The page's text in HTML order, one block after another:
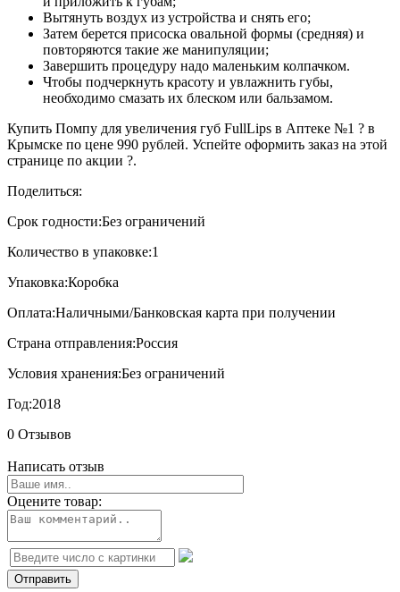
Вытянуть воздух из устройства и снять его;
Затем берется присоска овальной формы (средняя) и
повторяются такие же манипуляции;
Завершить процедуру надо маленьким колпачком.
Чтобы подчеркнуть красоту и увлажнить губы,
необходимо смазать их блеском или бальзамом.
Купить Помпу для увеличения губ FullLips в Аптеке №1 ? в
Крымске по цене 990 рублей. Успейте оформить заказ на этой
странице по акции ?.
Поделиться:
Срок годности:Без ограничений
Количество в упаковке:1
Упаковка:Коробка
Оплата:Наличными/Банковская карта при получении
Страна отправления:Россия
Условия хранения:Без ограничений
Год:2018
0 Отзывов
Написать отзыв
Оцените товар: